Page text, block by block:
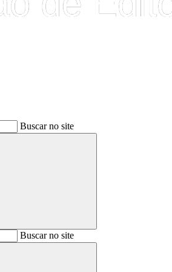
Buscar no site
BuscarBuscar no site